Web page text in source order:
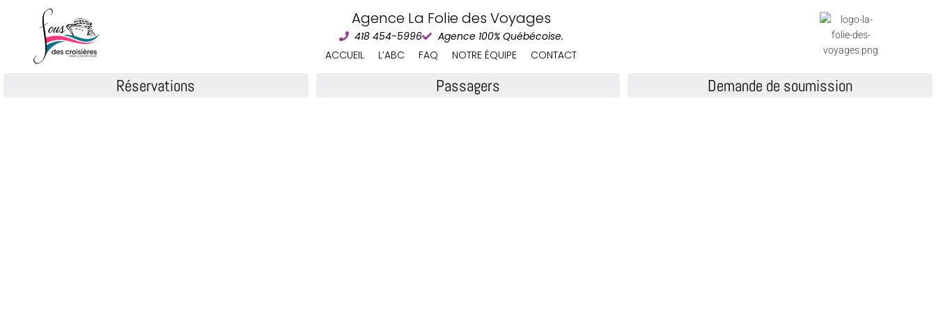
Agence La Folie des Voyages
418 454-5996
Agence 100% Québécoise.
ACCUEIL
L’ABC FAQ NOTRE ÉQUIPE CONTACT
Réservations Passagers Demande de soumission